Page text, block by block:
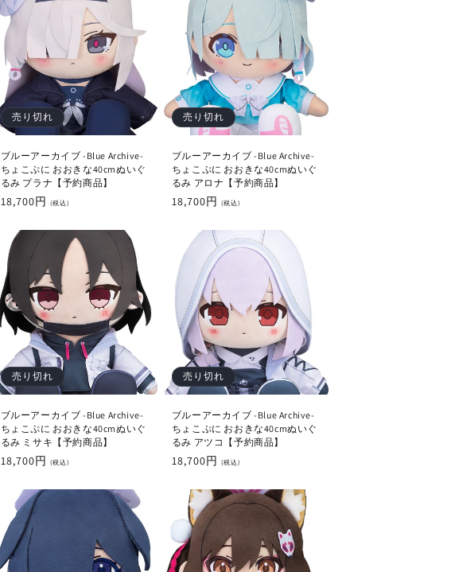
売り切れ
ブルーアーカイブ -Blue Archive-
ちょこぷに おおきな40cmぬいぐ
るみ プラナ【予約商品】
通
格
18,700円 (税込)
売り切れ
ブルーアーカイブ -Blue Archive-
ちょこぷに おおきな40cmぬいぐ
るみ アロナ【予約商品】
通
18,700円 (税込)
売り切れ
ブルーアーカイブ -Blue Archive-
ちょこぷに おおきな40cmぬいぐ
るみ ミサキ【予約商品】
通
18,700円 (税込)
売り切れ
ブルーアーカイブ -Blue Archive-
ちょこぷに おおきな40cmぬいぐ
るみ アツコ【予約商品】
通
18,700円 (税込)